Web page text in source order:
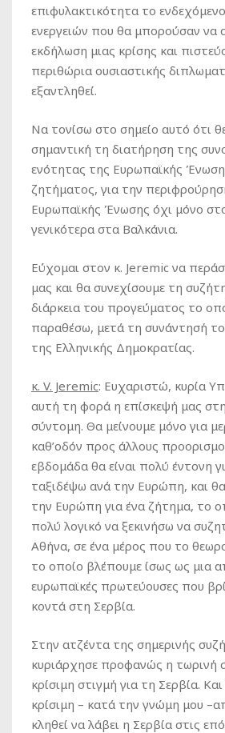
επιφυλακτικότητα το
ενεργειών που θα μπορούσαν να
εκδήλωση μιας κρίσης και
περιθώρια ουσιαστικής
εξαντληθεί.
Να τονίσω στο σημείο αυτό ότι
σημαντική τη διατήρηση της
ενότητας της Ευρωπαϊκής
ζητήματος, για την
Ευρωπαϊκής Ένωσης όχι μόνο
γενικότερα στα Βαλκάνια.
Εύχομαι στον κ. Jeremic να
μας και θα συνεχίσουμε τη
διάρκεια του προγεύματος το
παραθέσω, μετά τη συνάντησή
της Ελληνικής Δημοκρατίας.
κ. V. Jeremic: Ευχαριστώ, κυρία
αυτή τη φορά η επίσκεψή μας
σύντομη. Θα μείνουμε μόνο για
καθ’οδόν προς άλλους
εβδομάδα θα είναι πολύ έντονη
ταξιδέψω ανά την Ευρώπη, και
την Ευρώπη για ένα ζήτημα, το
πολύ λογικό να ξεκινήσω να
Αθήνα, σε ένα μέρος που το
το οποίο βλέπουμε ίσως ως μια
ευρωπαϊκές πρωτεύουσες που
κοντά στη Σερβία.
Στην ατζέντα της σημερινής
κυριάρχησε προφανώς η τωρινή
κρίσιμη στιγμή για τη Σερβία.
κρίσιμη – κατά την γνώμη μου
κληθεί να λάβει η Σερβία στις